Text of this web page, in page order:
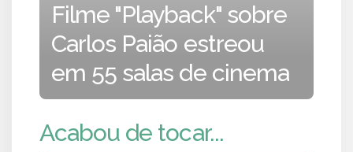
Filme "Playback" sobre
Carlos Paião estreou
em 55 salas de cinema
Acabou de tocar...